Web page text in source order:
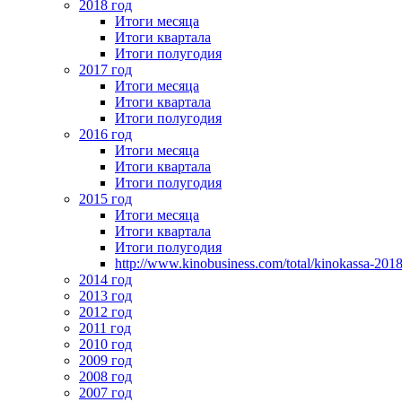
2018 год
Итоги месяца
Итоги квартала
Итоги полугодия
2017 год
Итоги месяца
Итоги квартала
Итоги полугодия
2016 год
Итоги месяца
Итоги квартала
Итоги полугодия
2015 год
Итоги месяца
Итоги квартала
Итоги полугодия
http://www.kinobusiness.com/total/kinokassa-
2014 год
2013 год
2012 год
2011 год
2010 год
2009 год
2008 год
2007 год